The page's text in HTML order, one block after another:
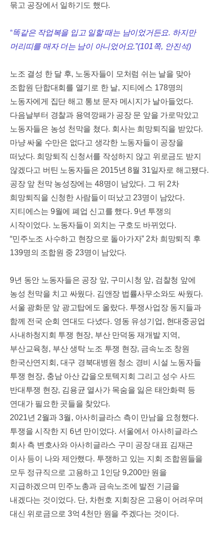
묶고 공장에서 일하기도 했다.
“똑같은 작업복을 입고 일할 때는 남이었거든요. 하지만
머리띠를 매자 더는 남이 아니었어요.”(101 쪽, 안진석)
노조 결성 한 달 후, 노동자들이 모처럼 쉬는 날을 맞아
조합원 단합대회를 열기로 한 날, 지티에스 178명의
노동자에게 집단 해고 통보 문자 메시지가 날아들었다.
다음날부터 경찰과 용역깡패가 공장 문 앞을 가로막았고
노동자들은 농성 천막을 쳤다. 회사는 희망퇴직을 받았다.
마냥 싸울 수만은 없다고 생각한 노동자들이 공장을
떠났다. 희망퇴직 신청서를 작성하지 않고 위로금도 받지
않겠다고 버틴 노동자들은 2015년8월 31일자로 해고됐다.
공장 앞 천막 농성장에는 48명이 남았다. 그 뒤 2차
희망퇴직을 신청한 사람들이 떠났고 23명이 남았다.
지티에스는 9월에 폐업 신고를 했다. 9년 투쟁의
시작이었다. 노동자들이 외치는 구호도 바뀌었다.
“민주노조 사수하고 현장으로 돌아가자” 2차 희망퇴직 후
139명의 조합원 중 23명이 남았다.
9년 동안 노동자들은 공장 앞, 구미시청 앞, 검찰청 앞에
농성 천막을 치고 싸웠다. 김앤장 법률사무소와도 싸웠다.
서울 광화문 앞 광고탑에도 올랐다. 투쟁사업장 동지들과
함께 전국 순회 연대도 다녔다. 영동 유성기업, 현대중공업
사내하청지회 투쟁 현장, 부산 만덕동 재개발 지역,
부산교육청, 부산 생탁 노조 투쟁 현장, 금속노조 창원
한국산연지회 , 대구 경북대병원 청소 경비 시설 노동자들
투쟁 현장, 충남 아산 갑을오토텍지회 그리고 성수 사드
반대투쟁 현장, 김용균 열사가 목숨을 잃은 태안화력 등
연대가 필요한 곳들을 찾았다.
2021년 2월과 3월, 아사히글라스 측이 만남을 요청했다.
투쟁을 시작한 지 6년 만이었다. 서울에서 아사히글라스
회사 측 변호사와 아사히글라스 구미 공장 대표 김재근
이사 등이 나와 제안했다. 투쟁하고 있는 지회 조합원들을
모두 정규직으로 고용하고 1인당 9,200만 원을
지급하겠으며 민주노총과 금속노조에 발전 기금을
내겠다는 것이었다. 단, 차헌호 지회장은 고용이 어려우며
대신 위로금으로 3억4천만 원을 주겠다는 것이다.